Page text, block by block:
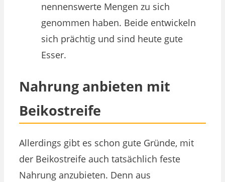
nennenswerte Mengen zu sich
genommen haben. Beide entwickeln
sich prächtig und sind heute gute
Esser.
Nahrung anbieten mit
Beikostreife
Allerdings gibt es schon gute Gründe, mit
der Beikostreife auch tatsächlich feste
Nahrung anzubieten. Denn aus